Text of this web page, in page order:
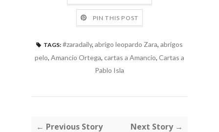
PIN THIS POST
TAGS: #zaradaily, abrigo leopardo Zara, abrigos
pelo, Amancio Ortega, cartas a Amancio, Cartas a
Pablo Isla
← Previous Story Next Story →